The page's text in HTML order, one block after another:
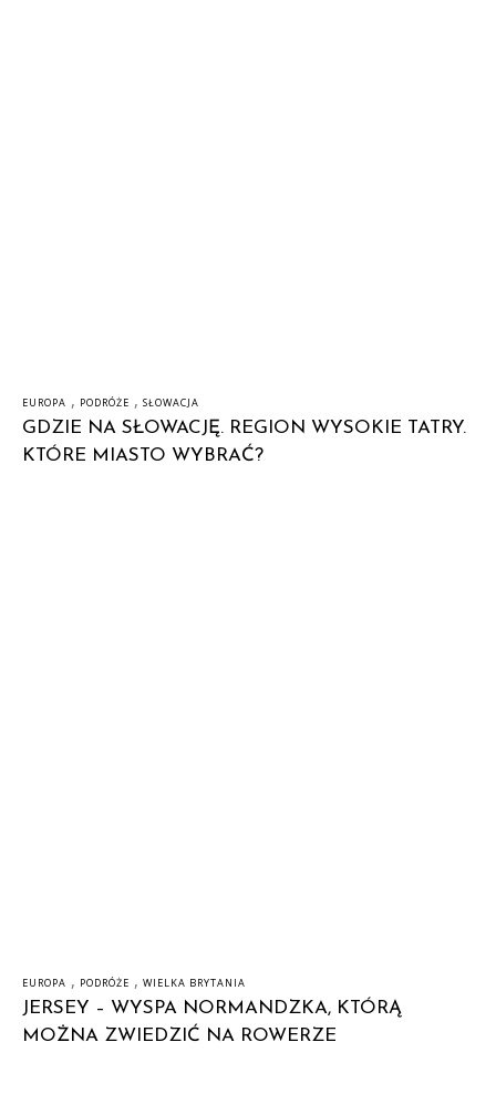
EUROPA , PODRÓŻE , SŁOWACJA
GDZIE NA SŁOWACJĘ. REGION WYSOKIE TATRY.
KTÓRE MIASTO WYBRAĆ?
EUROPA , PODRÓŻE , WIELKA BRYTANIA
JERSEY – WYSPA NORMANDZKA, KTÓRĄ
MOŻNA ZWIEDZIĆ NA ROWERZE